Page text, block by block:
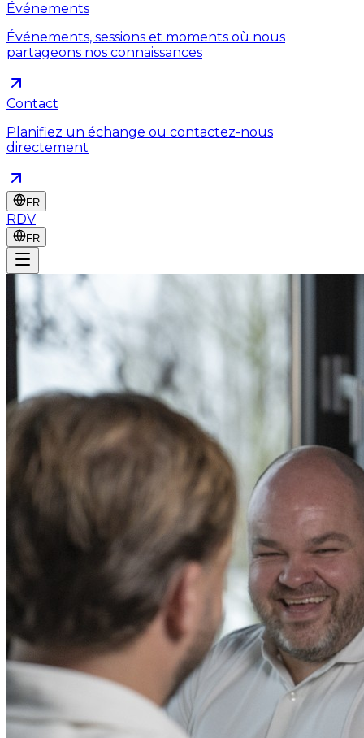
Événements
Événements, sessions et moments où nous
partageons nos connaissances
Contact
Planifiez un échange ou contactez-nous
directement
FR
RDV
FR